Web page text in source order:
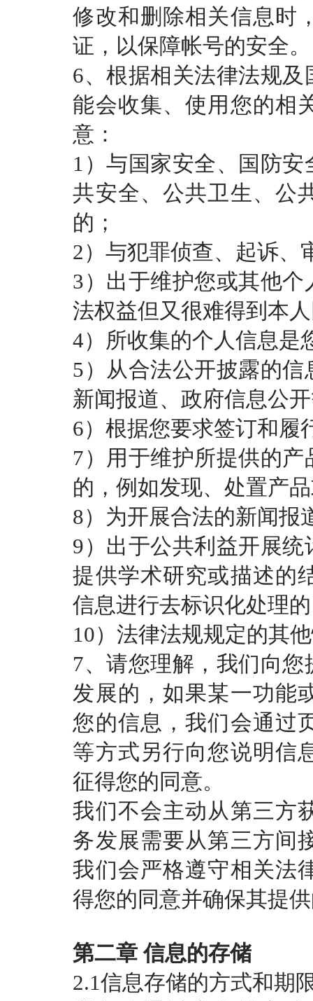
修改和删除相关信息时
证，以保障帐号的安全。
6、根据相关法律法规
能会收集、使用您的相
意：
1）与国家安全、国防
共安全、公共卫生、公
的；
2）与犯罪侦查、起诉、
3）出于维护您或其他
法权益但又很难得到本
4）所收集的个人信息是
5）从合法公开披露的
新闻报道、政府信息公
6）根据您要求签订和履
7）用于维护所提供的
的，例如发现、处置产
8）为开展合法的新闻报
9）出于公共利益开展
提供学术研究或描述的
信息进行去标识化处理
10）法律法规规定的其
7、请您理解，我们向
发展的，如果某一功能
您的信息，我们会通过
等方式另行向您说明信
征得您的同意。
我们不会主动从第三方
务发展需要从第三方间
我们会严格遵守相关法
得您的同意并确保其提
第二章 信息的存储
2.1信息存储的方式和期